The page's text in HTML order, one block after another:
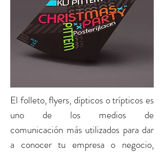
El folleto, flyers, dípticos o trípticos es
uno de los medios de
comunicación más utilizados para dar
a conocer tu empresa o negocio,